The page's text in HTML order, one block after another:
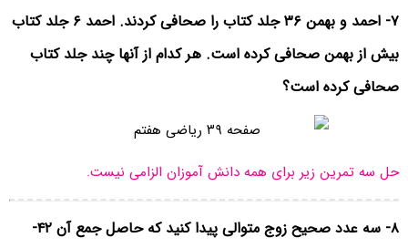
۷- احمد و بهمن ۳۶ جلد کتاب را صحافی کردند. احمد ۶ جلد کتاب
بیش از بهمن صحافی کرده است. هر کدام از آنها چند جلد کتاب
صحافی کرده است؟
حل سه تمرین زیر برای همه دانش آموزان الزامی نیست.
۸- سه عدد صحیح زوج متوالی پیدا کنید که حاصل جمع آن ۴۲-